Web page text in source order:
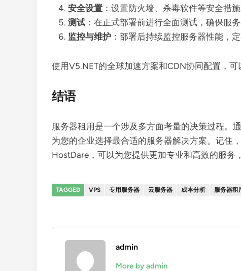
安全设置 ：设置防火墙、杀毒软件等安全措
测试 ：在正式部署前进行全面测试，确保服
监控与维护 ：部署后持续监控服务器性能，
使用V5.NET的全球加速方案和CDN协同配置，可
结语
服务器租用是一个涉及多方面考量的决策过程。
为您的企业选择最合适的服务器解决方案。记住
HostDare，可以为您提供更加专业和高效的服务
TAGGED VPS 专用服务器 云服务器 成本分析 服务器租
admin
More by admin